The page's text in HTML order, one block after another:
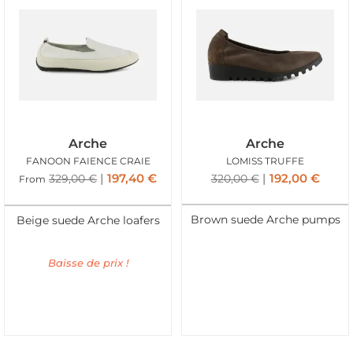
Arche
FANOON FAIENCE CRAIE
From 329,00€ 197,40 €
Beige suede Arche loafers
Baisse de prix !
Arche
LOMISS TRUFFE
320,00€ 192,00 €
Brown suede Arche pumps